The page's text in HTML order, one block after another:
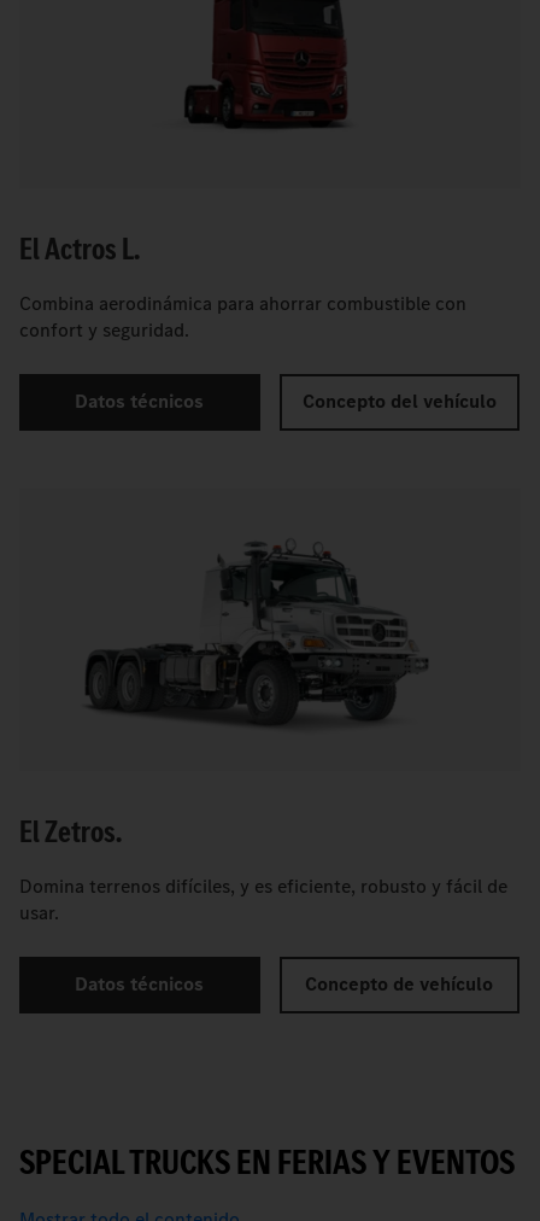
El Actros L.
Combina aerodinámica para ahorrar combustible con
confort y seguridad.
Datos técnicos Concepto del vehículo
El Zetros.
Domina terrenos difíciles, y es eficiente, robusto y fácil de
usar.
Datos técnicos Concepto de vehículo
SPECIAL TRUCKS EN FERIAS Y EVENTOS